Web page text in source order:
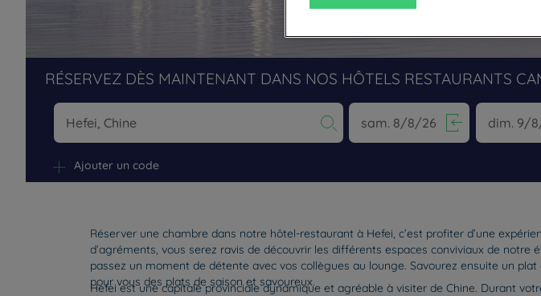
RÉSERVEZ DÈS MAINTENANT DANS NOS HÔTELS RESTAURANTS
Ajouter un code
Réserver une chambre dans notre hôtel-restaurant à Hefei, c’est profiter d’une
d’agréments, vous serez ravis de découvrir les différents espaces conviviaux de
passez un moment de détente avec vos collègues au lounge. Savourez ensuite un
pour vous des plats de saison et savoureux.
Hefei est une capitale provinciale dynamique et agréable à visiter de Chine. Durant